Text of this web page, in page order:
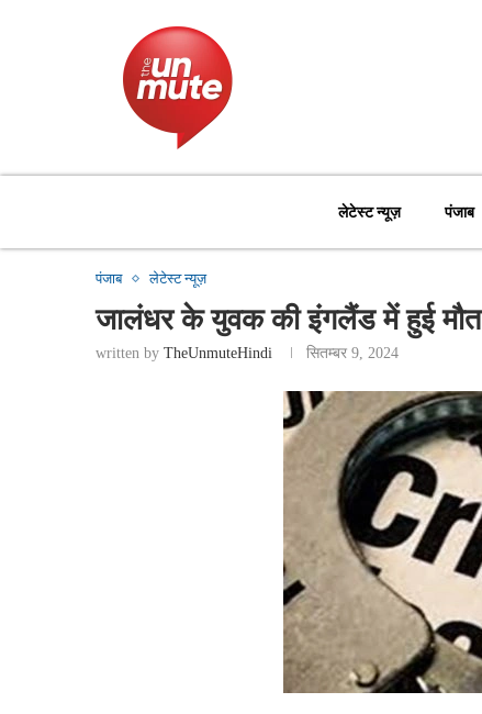
लेटेस्ट न्यूज़ पंजाब
पंजाब लेटेस्ट न्यूज़
जालंधर के युवक की इंगलैंड में हुई मौत
written by TheUnmuteHindi सितम्बर 9, 2024